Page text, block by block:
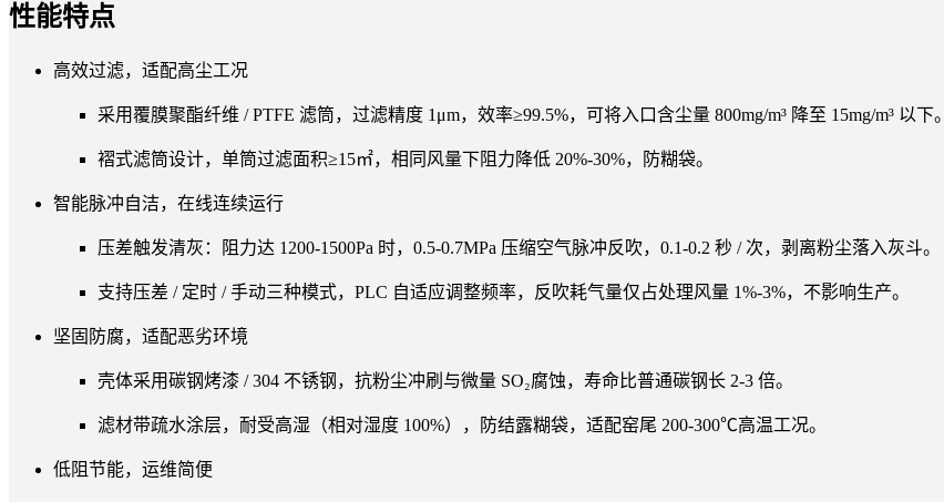
性能特点
高效过滤，适配高尘工况
采用覆膜聚酯纤维 / PTFE 滤筒，过滤精度 1μm，效率≥99.5%，可将入口含尘量 800mg/m³ 降至 15mg/m³ 以下。
褶式滤筒设计，单筒过滤面积≥15㎡，相同风量下阻力降低 20%-30%，防糊袋。
智能脉冲自洁，在线连续运行
压差触发清灰：阻力达 1200-1500Pa 时，0.5-0.7MPa 压缩空气脉冲反吹，0.1-0.2 秒 / 次，剥离粉尘落入灰斗。
支持压差 / 定时 / 手动三种模式，PLC 自适应调整频率，反吹耗气量仅占处理风量 1%-3%，不影响生产。
坚固防腐，适配恶劣环境
壳体采用碳钢烤漆 / 304 不锈钢，抗粉尘冲刷与微量 SO₂腐蚀，寿命比普通碳钢长 2-3 倍。
滤材带疏水涂层，耐受高湿（相对湿度 100%），防结露糊袋，适配窑尾 200-300℃高温工况。
低阻节能，运维简便